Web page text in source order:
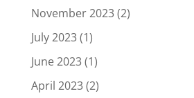
November 2023(2)
July 2023(1)
June 2023(1)
April 2023(2)